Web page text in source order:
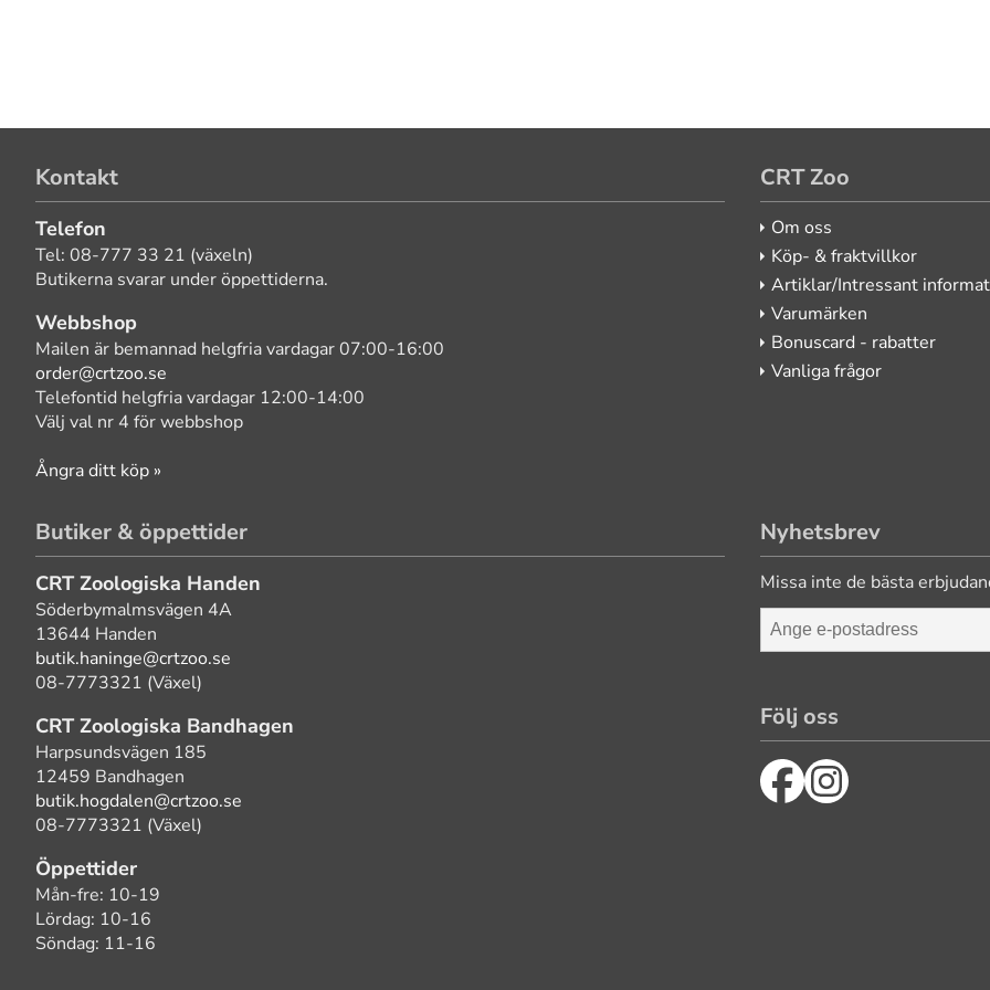
Kontakt
Telefon
Tel: 08-777 33 21 (växeln)
Butikerna svarar under öppettiderna.
Webbshop
Mailen är bemannad helgfria vardagar 07:00-16:00
order@crtzoo.se
Telefontid helgfria vardagar 12:00-14:00
Välj val nr 4 för webbshop
Ångra ditt köp »
CRT Zoo
Om oss
Köp- & fraktvillkor
Artiklar/Intressant
Varumärken
Bonuscard - rabatter
Vanliga frågor
Butiker & öppettider
CRT Zoologiska Handen
Söderbymalmsvägen 4A
13644 Handen
butik.haninge@crtzoo.se
08-7773321 (Växel)
CRT Zoologiska Bandhagen
Harpsundsvägen 185
12459 Bandhagen
butik.hogdalen@crtzoo.se
08-7773321 (Växel)
Öppettider
Mån-fre: 10-19
Lördag: 10-16
Söndag: 11-16
Nyhetsbrev
Missa inte de bästa
Följ oss